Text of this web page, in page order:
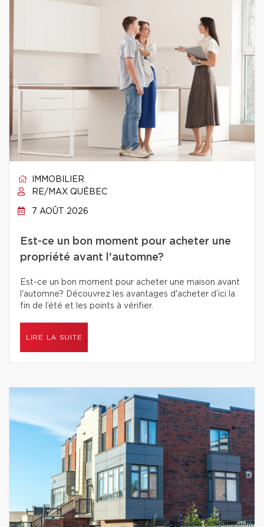
IMMOBILIER
RE/MAX QUÉBEC
7 AOÛT 2026
Est-ce un bon moment pour acheter une
propriété avant l'automne?
Est-ce un bon moment pour acheter une maison avant
l'automne? Découvrez les avantages d'acheter d’ici la
fin de l’été et les points à vérifier.
LIRE LA SUITE